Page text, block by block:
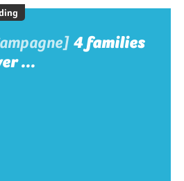
4 families
...